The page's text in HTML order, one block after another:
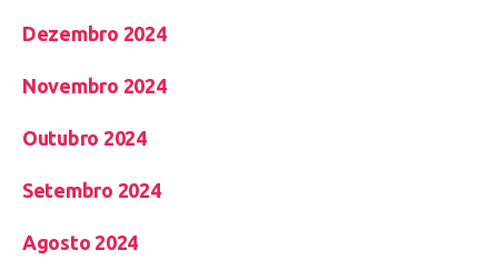
Dezembro 2024
Novembro 2024
Outubro 2024
Setembro 2024
Agosto 2024